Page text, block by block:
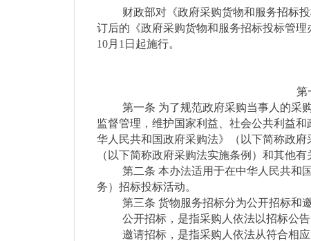
财政部对《政府采购货物和服务招标
订后的《政府采购货物和服务招标投标管
10月1日起施行。
第一条 为了规范政府采购当事人的采
监督管理，维护国家利益、社会公共利益
华人民共和国政府采购法》（以下简称政
（以下简称政府采购法实施条例）和其他
第二条 本办法适用于在中华人民共和
务）招标投标活动。
第三条 货物服务招标分为公开招标和
公开招标，是指采购人依法以招标公
邀请招标，是指采购人依法从符合相